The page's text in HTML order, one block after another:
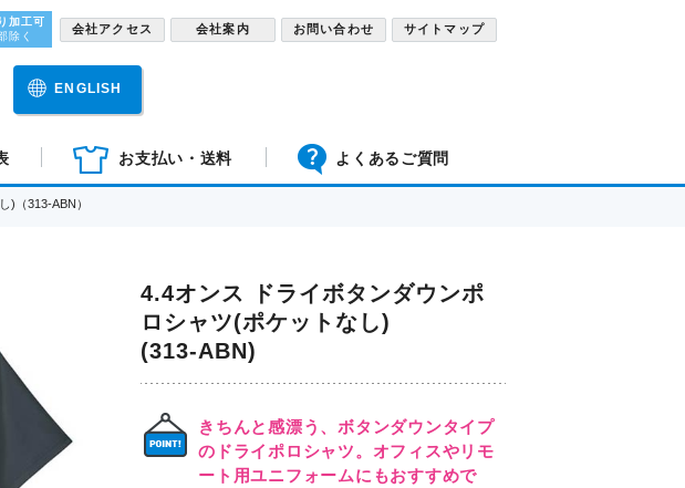
加工可
除く
会社アクセス 会社案内 お問い合わせ サイトマップ
ENGLISH
お支払い・送料 よくあるご質問
)（313-ABN）
4.4オンス ドライボタンダウンポ
ロシャツ(ポケットなし)
(313-ABN)
きちんと感漂う、ボタンダウンタイプ
のドライポロシャツ。オフィスやリモ
ート用ユニフォームにもおすすめで